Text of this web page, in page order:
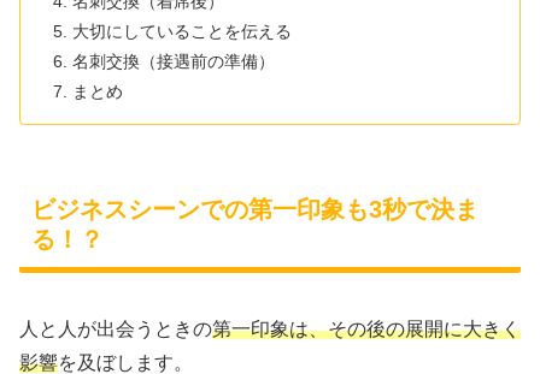
大切にしていることを伝える
名刺交換（接遇前の準備）
まとめ
ビジネスシーンでの第一印象も3秒で決ま
る！？
人と人が出会うときの第一印象は、その後の展開に大きく
影響を及ぼします。